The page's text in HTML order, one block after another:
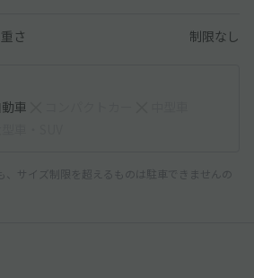
さ 制限なし
車
、サイズ制限を超えるものは駐車できませんの